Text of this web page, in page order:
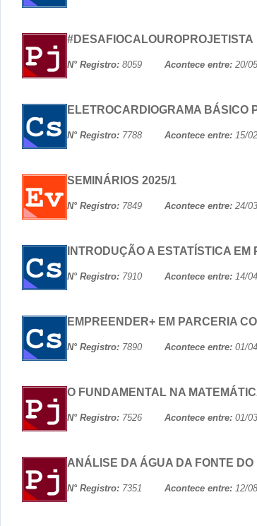
#DESAFIOCALOUROPROJETISTA
N° Registro: 8059 Acontece entre: 20/
ELETROCARDIOGRAMA BÁSICO
N° Registro: 7788 Acontece entre: 15/
SEMINÁRIOS 2025/1
N° Registro: 7849 Acontece entre: 24/
INTRODUÇÃO A ESTATÍSTICA EM
N° Registro: 7910 Acontece entre: 14/
EMPREENDER+ EM PARCERIA
N° Registro: 7890 Acontece entre: 01/
O FUNDAMENTAL NA
N° Registro: 7526 Acontece entre: 01/
ANÁLISE DA ÁGUA DA FONTE
N° Registro: 7351 Acontece entre: 12/